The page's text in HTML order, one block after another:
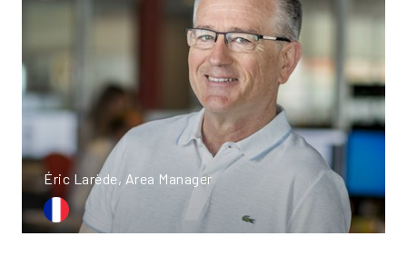
Éric Larède, Area Manager